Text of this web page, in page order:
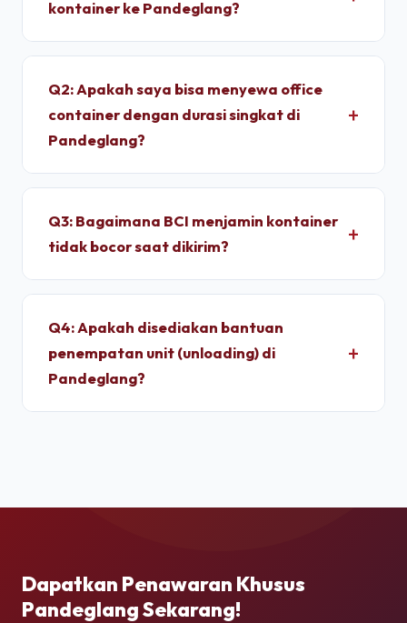
kontainer ke Pandeglang?
Untuk wilayah Pandeglang, pengiriman standar
setelah proses administrasi selesai. Unit
dimobilisasi menggunakan armada truk trailer
langsung dari depo terpusat kami.
Q2: Apakah saya bisa menyewa office
container dengan durasi singkat di
Pandeglang?
Ya, kami melayani penyewaan bulanan dengan
progresif yang lebih ekonomis jika Anda
hingga jangka panjang.
Q3: Bagaimana BCI menjamin kontainer
tidak bocor saat dikirim?
Setiap unit di depo kami wajib melalui pengujian
air bertekanan tinggi untuk memastikan dinding
panel baja corten dan karet pelindung pintu 100%
kedap air sebelum pemuatan.
Q4: Apakah disediakan bantuan
penempatan unit (unloading) di
Pandeglang?
Dapatkan Penawaran Khusus
Pandeglang Sekarang!